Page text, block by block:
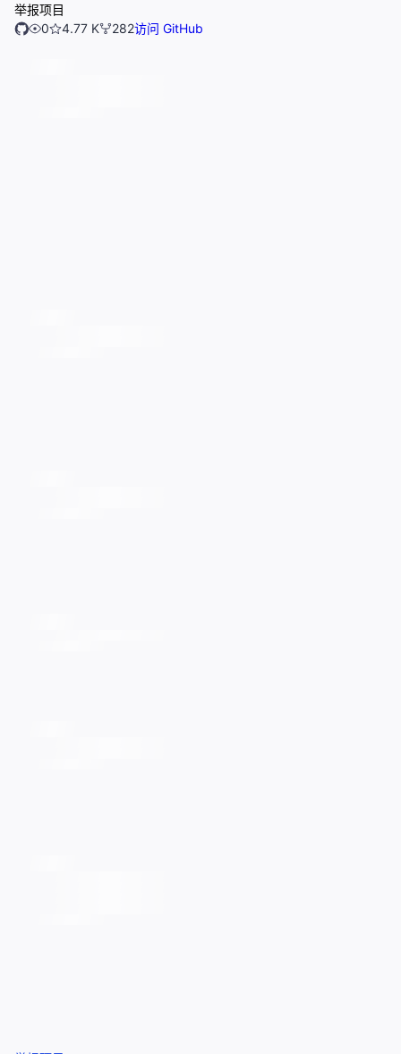
举报项目
0
4.77 K 282访问 GitHub